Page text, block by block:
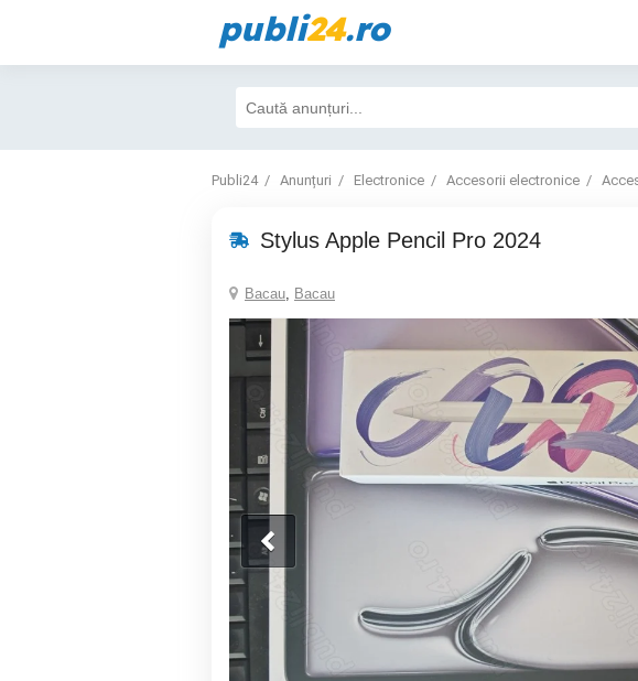
publi24.ro
Publi24 Anunțuri Electronice Accesorii electronice
Stylus Apple Pencil Pro 2024
Bacau, Bacau